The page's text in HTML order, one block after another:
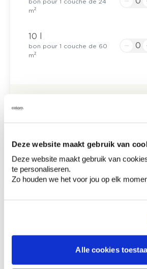
Deze website maakt gebruik van
Deze website maakt gebruik van
te personaliseren.
Zo houden we het voor jou op elk
Alle cookies
m²
10 l
bon pour 1 couche de 60
m²
Options de livraison
Livraison à domicile
Commandé en semaine (lu-ve), livré
jours ouvrables.
Retrait en magasin
Comment utiliser?